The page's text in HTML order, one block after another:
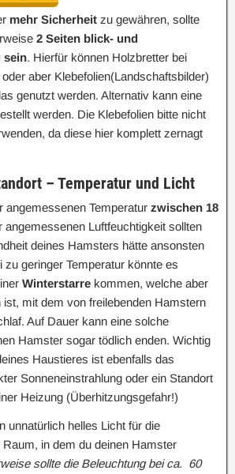
mehr Sicherheit zu gewähren, sollte
2 Seiten blick- und
sein. Hierfür können Holzbretter bei
aber Klebefolien(Landschaftsbilder)
genutzt werden. Alternativ kann eine
werden. Die Klebefolien bitte nicht
da diese hier komplett zernagt
– Temperatur und Licht
angemessenen Temperatur zwischen 18
angemessenen Luftfeuchtigkeit sollten
deines Hamsters hätte ansonsten
geringer Temperatur könnte es
Winterstarre kommen, welche aber
ist, mit dem von freilebenden Hamstern
Auf Dauer kann eine solche
Hamster sogar tödlich enden. Wichtig
Haustieres ist ebenfalls das
Sonneneinstrahlung oder ein Standort
Heizung (Überhitzungsgefahr!)
unnatürlich helles Licht für die
in dem du deinen Hamster
sollte die Beleuchtung bei ca. 60